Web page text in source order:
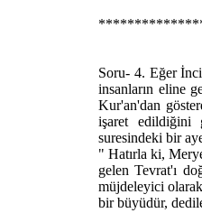
Soru- 4. Eğer
insanların eline
Kur'an'dan
işaret edildiğini
suresindeki bir
" Hatırla ki,
gelen Tevrat'ı
müjdeleyici
bir büyüdür,